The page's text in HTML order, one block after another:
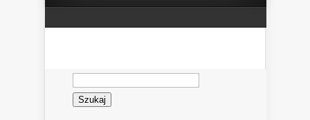
Szukaj: